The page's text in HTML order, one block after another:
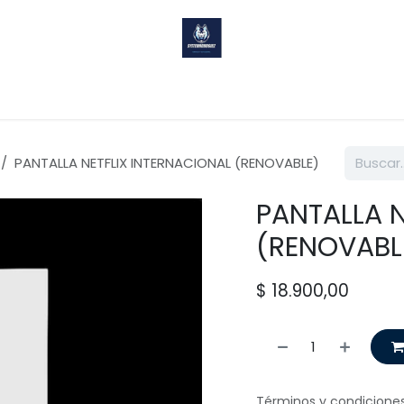
PANTALLA NETFLIX INTERNACIONAL (RENOVABLE)
PANTALLA
$ 18.900,00